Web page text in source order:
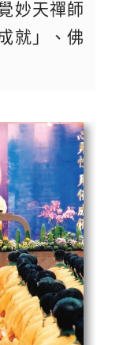
妙天禪師
就」、佛